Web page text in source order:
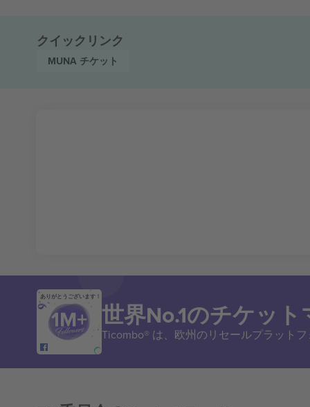
クイックリンク
MUNA チケット
ありがとうございます！
世界No.1のチケッ
Ticombo® は、欧州のリセールプラット